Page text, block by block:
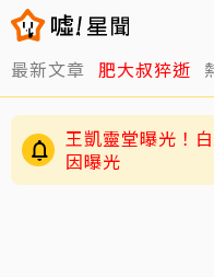
最新文章 肥大叔猝逝
明金成走後第4個
爸」 老師暖回
王凱靈堂曝光！
因曝光